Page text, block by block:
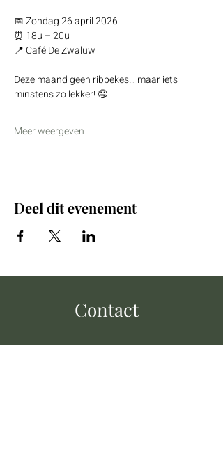
📅 Zondag 26 april 2026
⏰ 18u – 20u
📍 Café De Zwaluw
Deze maand geen ribbekes… maar iets
minstens zo lekker! 🤤
Meer weergeven
Deel dit evenement
Contact